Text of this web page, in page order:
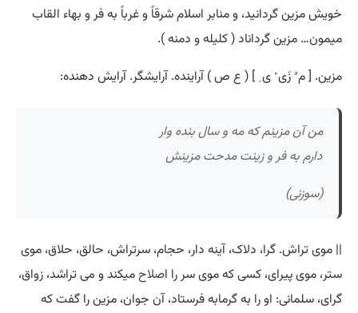
خویش مزین گردانید، و منابر اسلام شرقاً و غرباً به فر و بهاء القاب
میمون… مزین گرداناد ( کلیله و دمنه ).
مزین. [ م ُ زَی ْ ی ِ ] ( ع ص ) آراینده. آرایشگر. آرایش دهنده:
من آن مزینم که مه و سال بنده وار
دارم به فر و زینت مدحت مزینش
(سوزنی)
|| موی تراش. گرا، دلاک، آینه دار، حجام، سرتراش، حالق، حلاق، موی
ستر، موی پیرای، کسی که موی سر را اصلاحمیکند و می تراشد، زواق،
گرای، سلمانی: او را به گرمابه فرستاد، آن جوان، مزین را گفت که